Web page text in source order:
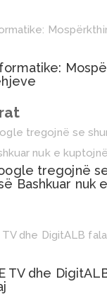
tregojnë
Bashkuar nuk
TV dhe